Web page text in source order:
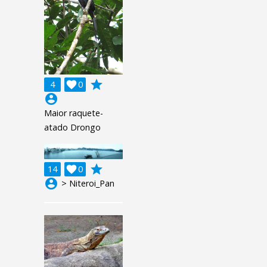
4 0

grade
account_circle
Maior raquete-
atado Drongo
14 0

grade
account_circle > Niteroi_Pan